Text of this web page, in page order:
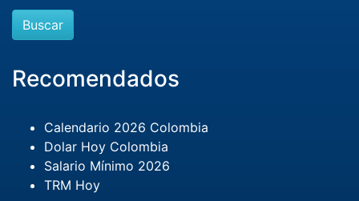
Buscar
Recomendados
Calendario 2026 Colombia
Dolar Hoy Colombia
Salario Mínimo 2026
TRM Hoy